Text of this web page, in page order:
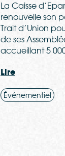
La Caisse
renouvelle son
Trait d’Union
de ses
accueillant 5
Lire
Événementiel